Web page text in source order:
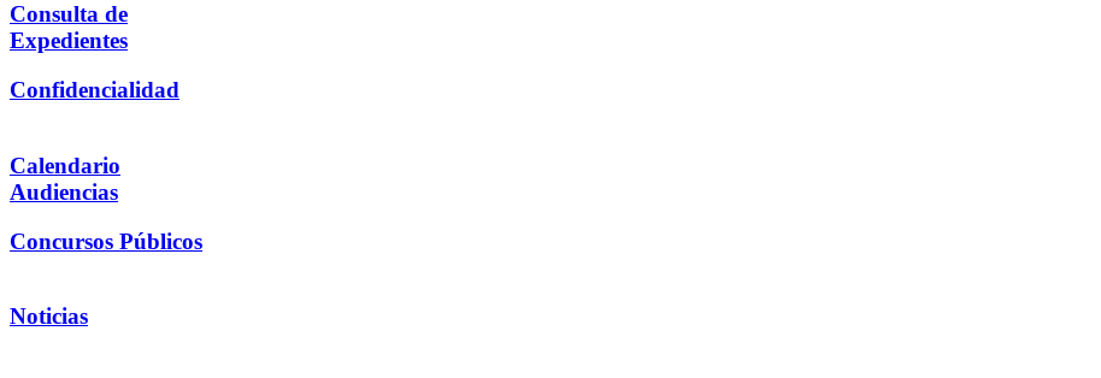
Consulta de
Expedientes
Confidencialidad
Calendario
Audiencias
Concursos Públicos
Noticias